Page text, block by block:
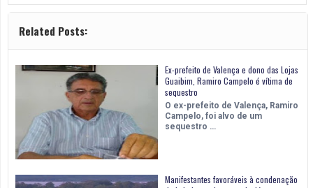
Related Posts:
Ex-prefeito de Valença e dono das Lojas
Guaibim, Ramiro Campelo é vítima de
sequestro
O ex-prefeito de Valença, Ramiro
Campelo, foi alvo de um
sequestro …
Manifestantes favoráveis à condenação